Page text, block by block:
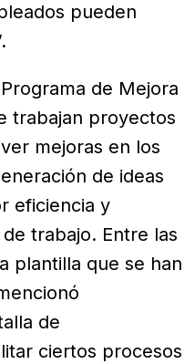
pueden
de Mejora
trabajan proyectos
mejoras en los
de ideas
eficiencia y
trabajo. Entre las
plantilla que se han
de
ciertos procesos